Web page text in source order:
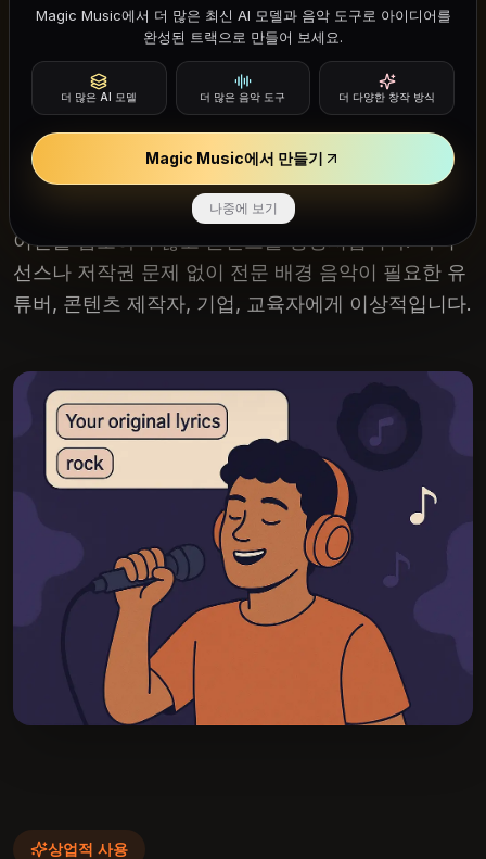
울리는 순수 악기 트랙을 생성하세요. 무료 온라인 AI
음악 메이커는 앰비언트 사운드스케이프부터 에너제
틱한 동기부여 트랙까지 필요한 모든 음악 스타일의
고품질 로열티 프리 악기를 만듭니다. 오케스트라 편
곡, 일렉트로닉 비트, 어쿠스틱 연주 또는 모든 하이브
리드 조합 중에서 선택하세요. 각 악기는 전문적으로
믹싱되어 균형 잡힌 주파수를 제공하며 대화나 내레
이션을 압도하지 않고 콘텐츠를 향상시킵니다. 라이
선스나 저작권 문제 없이 전문 배경 음악이 필요한 유
튜버, 콘텐츠 제작자, 기업, 교육자에게 이상적입니다.
상업적 사용
Magic Music에서 더 많은 최신 AI 모델과 음악 도구로 아이디어를
완성된 트랙으로 만들어 보세요.
더 많은 AI 모델 더 많은 음악 도구 더 다양한 창작 방식
Magic Music에서 만들기
나중에 보기